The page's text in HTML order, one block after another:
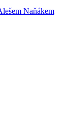
Naňákem